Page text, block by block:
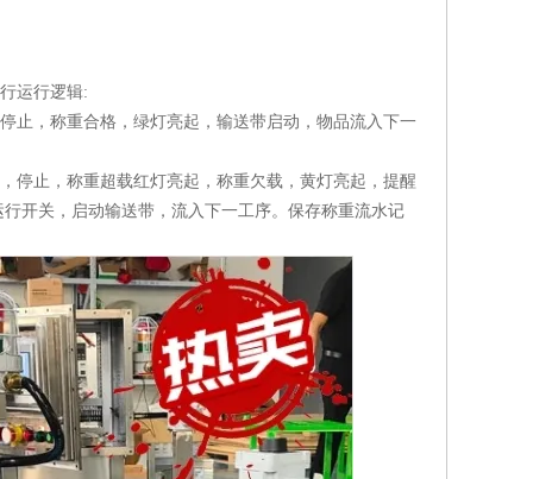
运行逻辑:
止，称重合格，绿灯亮起，输送带启动，物品流入下一
停止，称重超载红灯亮起，称重欠载，黄灯亮起，提醒
开关，启动输送带，流入下一工序。保存称重流水记